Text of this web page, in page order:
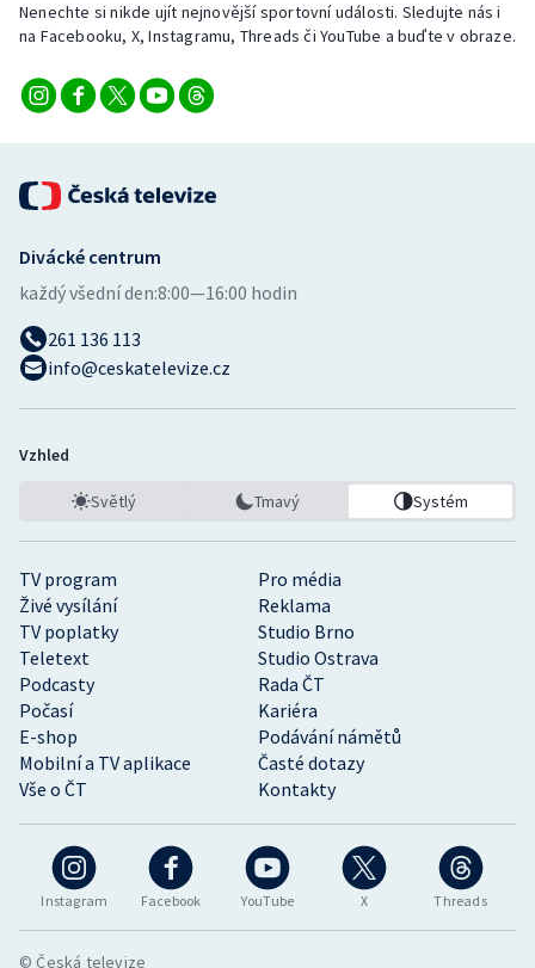
Veslování
Vodní slalom
Volejbal
Ostatní
Nenechte si nikde ujít nejnovější sportovní události. Sledujte nás i
na Facebooku, X, Instagramu, Threads či YouTube a buďte v obraze.
Instagram Facebook YouTube X Threads
TV program
Pro média
Živé vysílání
Reklama
TV poplatky
Studio Brno
Teletext
Studio Ostrava
Podcasty
Rada ČT
Počasí
Kariéra
E-shop
Podávání námětů
Mobilní a TV aplikace
Časté dotazy
Vše o ČT
Kontakty
Divácké centrum
každý všední den:8:00—16:00 hodin
261 136 113
info@ceskatelevize.cz
Vzhled
Světlý Tmavý Systém
© Česká televize